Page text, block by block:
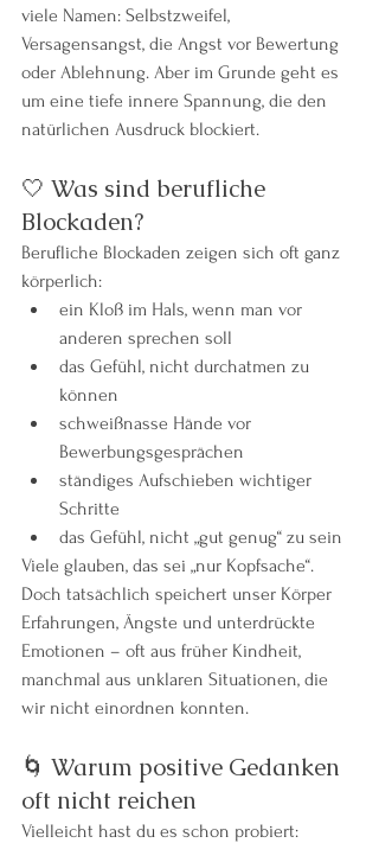
viele Namen: Selbstzweifel,
Versagensangst, die Angst vor Bewertung
oder Ablehnung. Aber im Grunde geht es
um eine tiefe innere Spannung, die den
natürlichen Ausdruck blockiert.
🤍 Was sind berufliche
Blockaden?
Berufliche Blockaden zeigen sich oft ganz
körperlich:
ein Kloß im Hals, wenn man vor
anderen sprechen soll
das Gefühl, nicht durchatmen zu
können
schweißnasse Hände vor
Bewerbungsgesprächen
ständiges Aufschieben wichtiger
Schritte
das Gefühl, nicht „gut genug“ zu sein
Viele glauben, das sei „nur Kopfsache“.
Doch tatsächlich speichert unser Körper
Erfahrungen, Ängste und unterdrückte
Emotionen – oft aus früher Kindheit,
manchmal aus unklaren Situationen, die
wir nicht einordnen konnten.
🌀 Warum positive Gedanken
oft nicht reichen
Vielleicht hast du es schon probiert: